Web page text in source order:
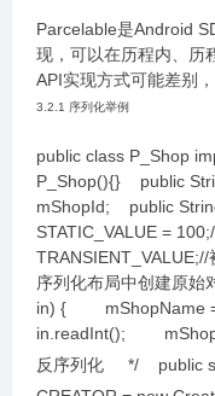
Parcelable是Android
现，可以在历程内、历
API实现方式可能差别
3.2.1 序列化举例
public class P_Shop
P_Shop(){} public
mShopId; public
STATIC_VALUE =
序列化布局中创建原
in) { mShopName
in.readInt();
反序列化 */ public